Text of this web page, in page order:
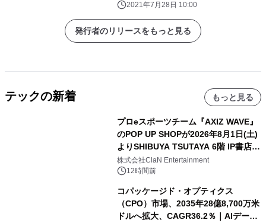
2021年7月28日 10:00
発行者のリリースをもっと見る
テックの新着 もっと見る
プロeスポーツチーム『AXIZ WAVE』
のPOP UP SHOPが2026年8月1日(土)
よりSHIBUYA TSUTAYA 6階 IP書店で
開催決定！！
株式会社ClaN Entertainment
12時間前
コパッケージド・オプティクス
（CPO）市場、2035年28億8,700万米
ドルへ拡大、CAGR36.2％｜AIデータ